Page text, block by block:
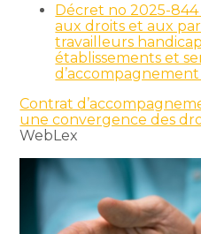
Décret no 2025-
aux droits et aux
travailleurs
établissements et
d’accompagnement
Contrat
une convergence des
WebLex